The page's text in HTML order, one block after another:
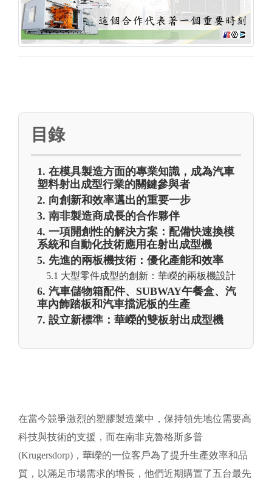
目錄
1. 在模具製造方面的專業知識，成為汽車
塑料射出成型行業的關鍵參與者
2. 向創新和效率邁出的重要一步
3. 南非製造商成長的合作夥伴
4. 一項開創性的解決方案：配備快速換模
系統和自動化技術應用在射出成型機
5. 先進的兩板機技術：優化產能和效率
5.1 大型零件成型的創新：華嶸的兩板機設計
6. 汽車儲物箱配件、SUBWAY午餐盒、汽
車內飾踏板和汽車擋泥板的生產
7. 設立新標準：華嶸的雙板射出成型機
在當今競爭激烈的塑膠製造業中，保持領先地位需要高
科技與技術的支援，而在南非克魯格斯多普
(Krugersdorp)，華嶸的一位客戶為了提升生產效率和品
質，以滿足市場需求的增長，他們近期購置了五台最先